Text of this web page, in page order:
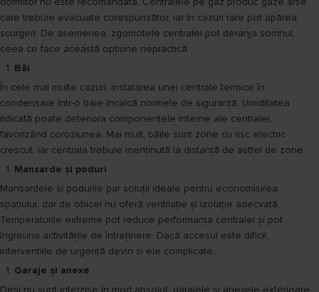
care trebuie evacuate corespunzător, iar în cazuri rare pot apărea
scurgeri. De asemenea, zgomotele centralei pot deranja somnul,
ceea ce face această opțiune nepractică.
Băi
În cele mai multe cazuri, instalarea unei centrale termice în
condensare într-o baie încalcă normele de siguranță. Umiditatea
ridicată poate deteriora componentele interne ale centralei,
favorizând coroziunea. Mai mult, băile sunt zone cu risc electric
crescut, iar centrala trebuie menținută la distanță de astfel de zone.
Mansarde și poduri
Mansardele și podurile par soluții ideale pentru economisirea
spațiului, dar de obicei nu oferă ventilație și izolație adecvată.
Temperaturile extreme pot reduce performanța centralei și pot
îngreuna activitățile de întreținere. Dacă accesul este dificil,
intervențiile de urgență devin și ele complicate.
Garaje și anexe
Deși nu sunt interzise în mod absolut, garajele și anexele exterioare